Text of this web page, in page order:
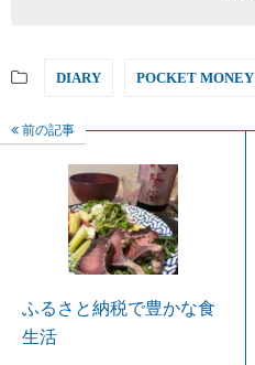
DIARY POCKET MONEY
前の記事
ふるさと納税で豊かな食
生活